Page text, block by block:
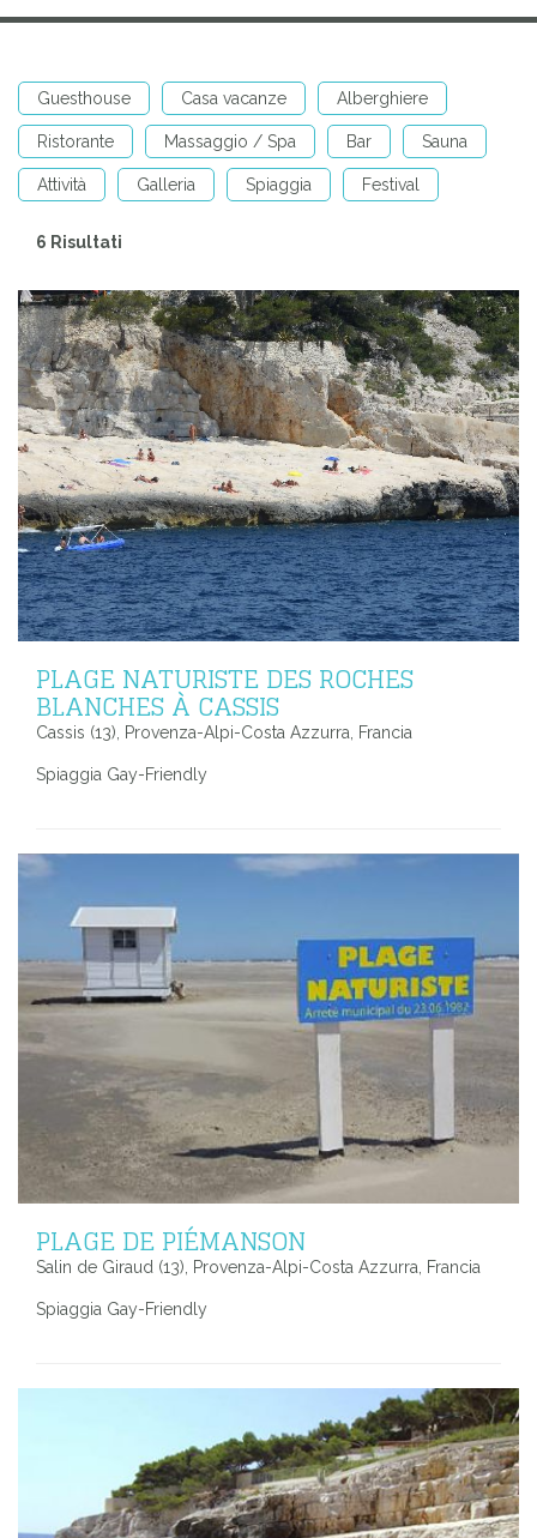
Guesthouse Casa vacanze Alberghiere
Ristorante Massaggio / Spa Bar Sauna
Attività Galleria Spiaggia Festival
6 Risultati
PLAGE NATURISTE DES ROCHES
BLANCHES À CASSIS
Cassis (13), Provenza-Alpi-Costa Azzurra, Francia
Spiaggia Gay-Friendly
PLAGE DE PIÉMANSON
Salin de Giraud (13), Provenza-Alpi-Costa Azzurra, Francia
Spiaggia Gay-Friendly